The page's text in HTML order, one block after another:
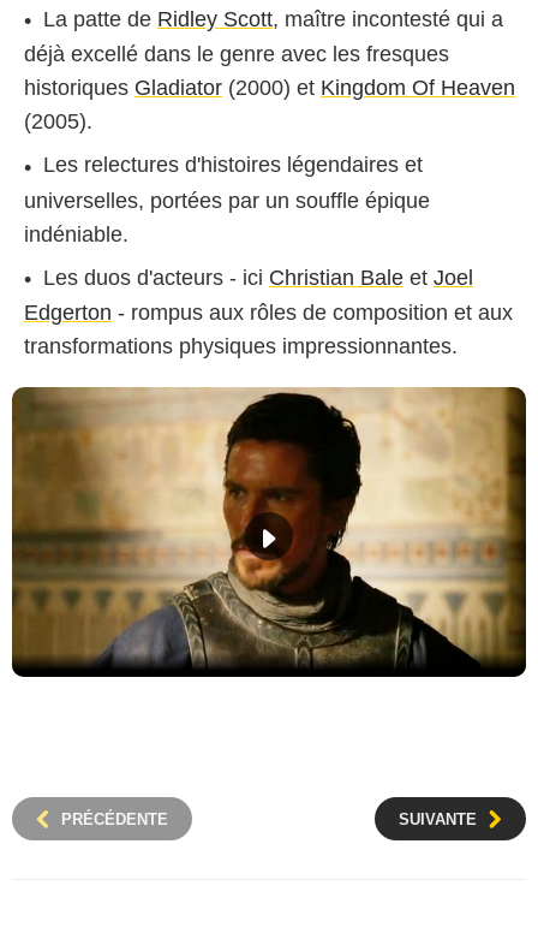
La patte de Ridley Scott, maître incontesté qui a
déjà excellé dans le genre avec les fresques
historiques Gladiator (2000) et Kingdom Of Heaven
(2005).
Les relectures d'histoires légendaires et
universelles, portées par un souffle épique
indéniable.
Les duos d'acteurs - ici Christian Bale et Joel
Edgerton - rompus aux rôles de composition et aux
transformations physiques impressionnantes.
PRÉCÉDENTE SUIVANTE